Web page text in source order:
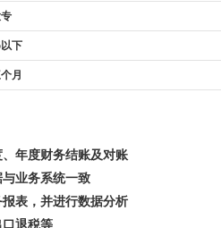
下
月
年度财务结账及对账
业务系统一致
表，并进行数据分析
退税等